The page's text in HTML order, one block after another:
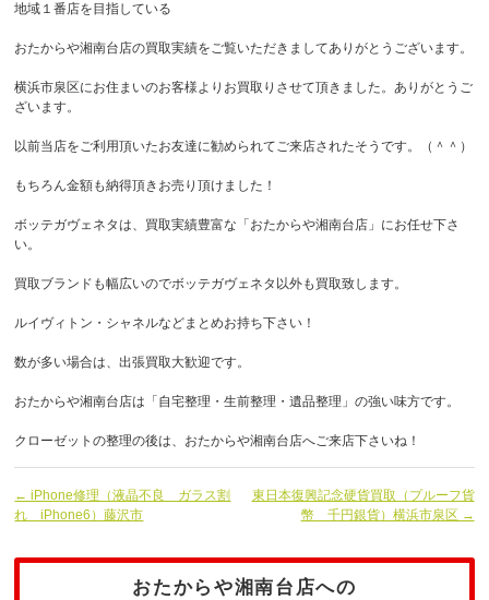
地域１番店を目指している
おたからや湘南台店の買取実績をご覧いただきましてありがとうございます。
横浜市泉区にお住まいのお客様よりお買取りさせて頂きました。ありがとうご
ざいます。
以前当店をご利用頂いたお友達に勧められてご来店されたそうです。（＾＾）
もちろん金額も納得頂きお売り頂けました！
ボッテガヴェネタは、買取実績豊富な「おたからや湘南台店」にお任せ下さ
い。
買取ブランドも幅広いのでボッテガヴェネタ以外も買取致します。
ルイヴィトン・シャネルなどまとめお持ち下さい！
数が多い場合は、出張買取大歓迎です。
おたからや湘南台店は「自宅整理・生前整理・遺品整理」の強い味方です。
クローゼットの整理の後は、おたからや湘南台店へご来店下さいね！
← iPhone修理（液晶不良 ガラス割
れ iPhone6）藤沢市
東日本復興記念硬貨買取（プルーフ貨
幣 千円銀貨）横浜市泉区 →
おたからや湘南台店への